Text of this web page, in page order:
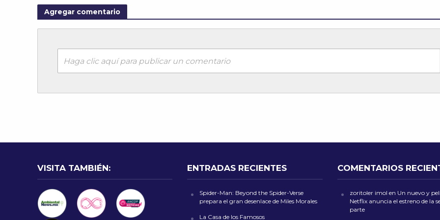
Agregar comentario
Haga clic aquí para publicar un comentario
VISITA TAMBIÉN: ENTRADAS RECIENTES
Spider-Man: Beyond the Spider-Verse
prepara el gran desenlace de Miles Morales
La Casa de los Famosos
COMENTARIOS
zoritoler imol en Un nuevo y
Netflix anuncia el estreno de la
parte